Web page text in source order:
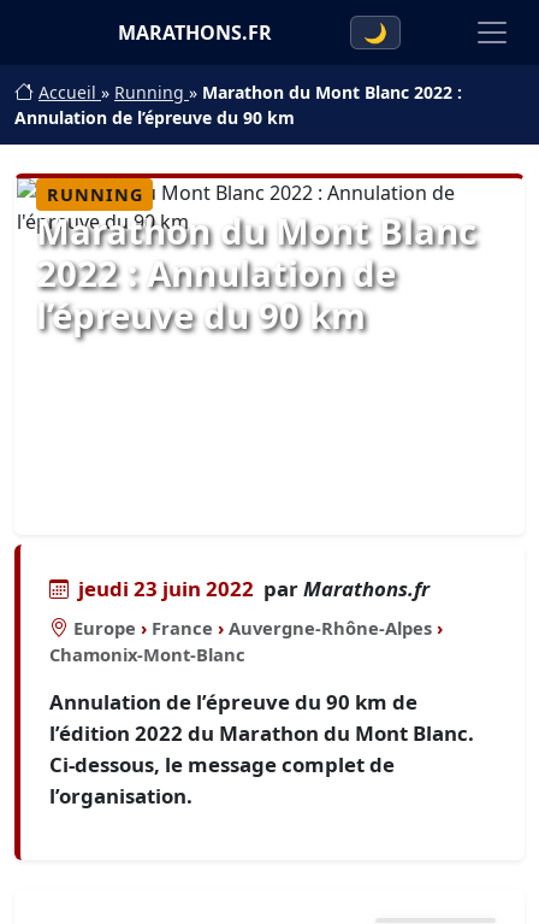
MARATHONS.FR 🌙
Accueil » Running » Marathon du Mont Blanc 2022 :
Annulation de l’épreuve du 90 km
RUNNING
Marathon du Mont Blanc
2022 : Annulation de
l’épreuve du 90 km
jeudi 23 juin 2022 parMarathons.fr
Europe › France › Auvergne-Rhône-Alpes ›
Chamonix-Mont-Blanc
Annulation de l’épreuve du 90 km de
l’édition 2022 du Marathon du Mont Blanc.
Ci-dessous, le message complet de
l’organisation.